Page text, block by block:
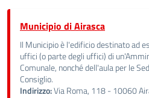
Municipio di Airasca
Il Municipio è l'edificio destinato ad
uffici (o parte degli uffici) di
Comunale, nonché dell'aula per le
Consiglio.
Indirizzo:Via Roma, 118 - 10060